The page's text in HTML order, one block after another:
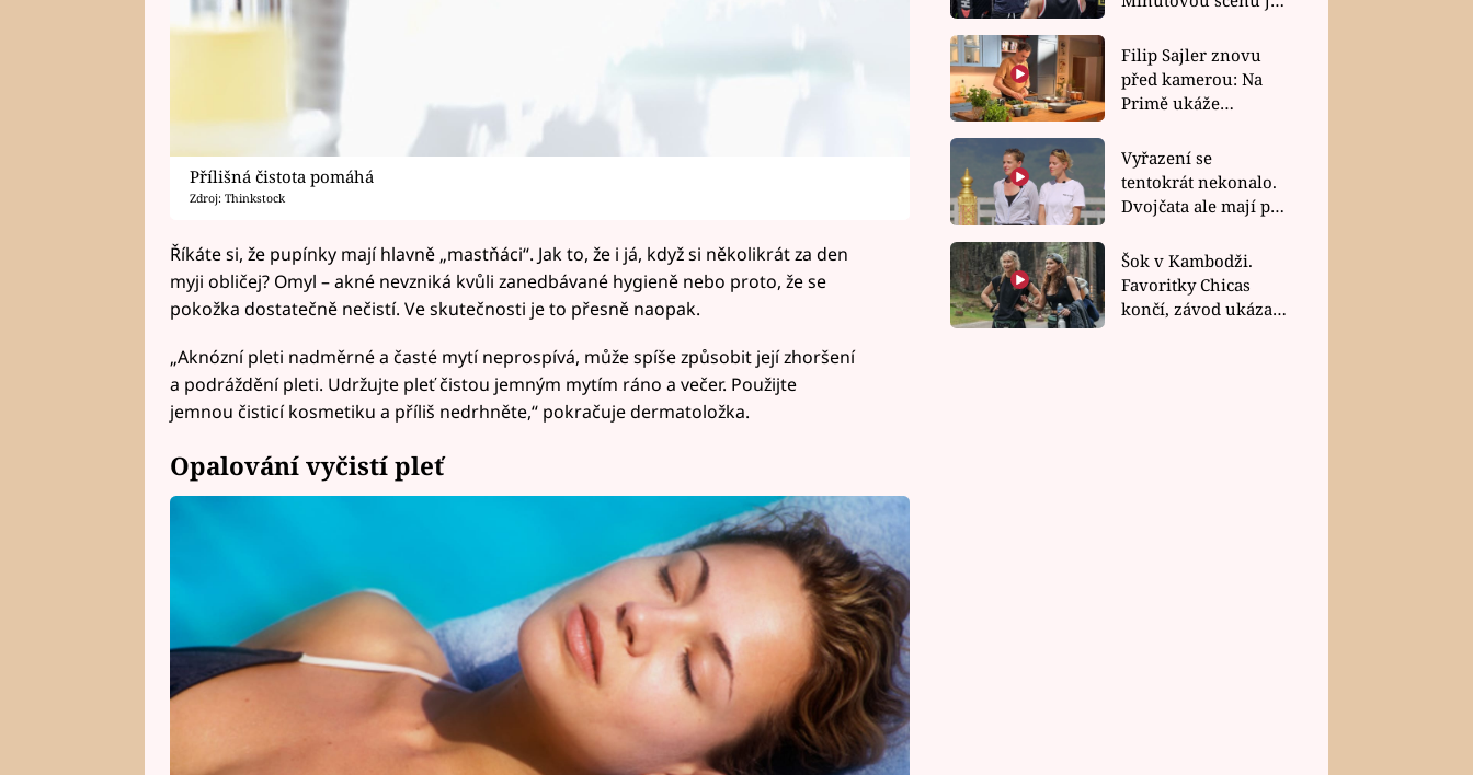
Přílišná čistota pomáhá
Zdroj: Thinkstock
Říkáte si, že pupínky mají hlavně „mastňáci“. Jak to, že i já, když si několikrát za den
myji obličej? Omyl – akné nevzniká kvůli zanedbávané hygieně nebo proto, že se
pokožka dostatečně nečistí. Ve skutečnosti je to přesně naopak.
„Aknózní pleti nadměrné a časté mytí neprospívá, může spíše způsobit její zhoršení
a podráždění pleti. Udržujte pleť čistou jemným mytím ráno a večer. Použijte
jemnou čisticí kosmetiku a příliš nedrhněte,“ pokračuje dermatoložka.
Opalování vyčistí pleť
Filip Sajler znovu
před kamerou: Na
Primě ukáže
rychlé recepty
Vyřazení se
tentokrát nekonalo.
Dvojčata ale mají po
závodu nůž na krku
Šok v Kambodži.
Favoritky Chicas
končí, závod ukázal